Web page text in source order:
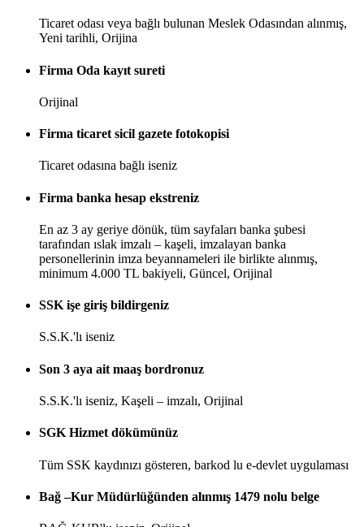
Ticaret odası veya bağlı bulunan Meslek Odasından alınmış,
Yeni tarihli, Orijina
Firma Oda kayıt sureti
Orijinal
Firma ticaret sicil gazete fotokopisi
Ticaret odasına bağlı iseniz
Firma banka hesap ekstreniz
En az 3 ay geriye dönük, tüm sayfaları banka şubesi
tarafından ıslak imzalı – kaşeli, imzalayan banka
personellerinin imza beyannameleri ile birlikte alınmış,
minimum 4.000 TL bakiyeli, Güncel, Orijinal
SSK işe giriş bildirgeniz
S.S.K.'lı iseniz
Son 3 aya ait maaş bordronuz
S.S.K.'lı iseniz, Kaşeli – imzalı, Orijinal
SGK Hizmet dökümünüz
Tüm SSK kaydınızı gösteren, barkod lu e-devlet uygulaması
Bağ –Kur Müdürlüğünden alınmış 1479 nolu belge